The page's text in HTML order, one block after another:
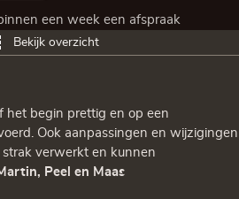
een week een afspraak
Bekijk overzicht
het begin prettig en op een
Ook aanpassingen en wijzigingen
verwerkt en kunnen
Peel en Maas